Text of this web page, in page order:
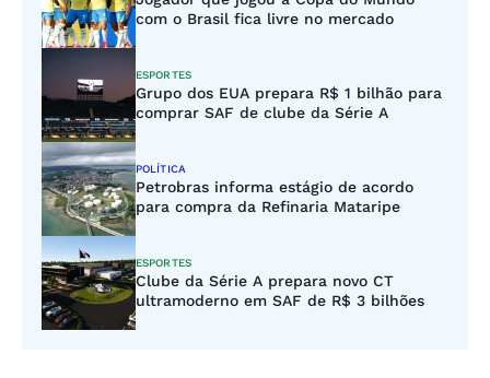
com o Brasil fica livre no mercado
ESPORTES
Grupo dos EUA prepara R$ 1 bilhão para
comprar SAF de clube da Série A
POLÍTICA
Petrobras informa estágio de acordo
para compra da Refinaria Mataripe
ESPORTES
Clube da Série A prepara novo CT
ultramoderno em SAF de R$ 3 bilhões